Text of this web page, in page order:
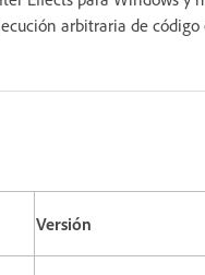
arbitraria de
Versión